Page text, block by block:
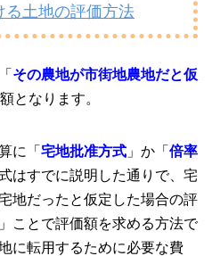
る土地の評価方法
その農地が市街地農地だと仮
となります。
に「 宅地批准方式 」か「 倍率
はすでに説明した通りで、宅
地だったと仮定した場合の評
ことで評価額を求める方法で
に転用するために必要な費